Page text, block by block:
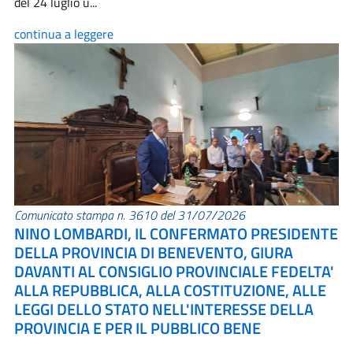
continua a leggere
Comunicato stampa n. 3610 del 31/07/2026
NINO LOMBARDI, IL CONFERMATO PRESIDENTE
DELLA PROVINCIA DI BENEVENTO, GIURA
DAVANTI AL CONSIGLIO PROVINCIALE FEDELTA'
ALLA REPUBBLICA, ALLA COSTITUZIONE, ALLE
LEGGI DELLO STATO NELL'INTERESSE DELLA
PROVINCIA E PER IL PUBBLICO BENE